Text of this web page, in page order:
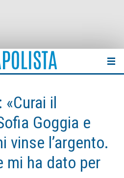
il
Goggia e
vinse l’argento.
mi ha dato per